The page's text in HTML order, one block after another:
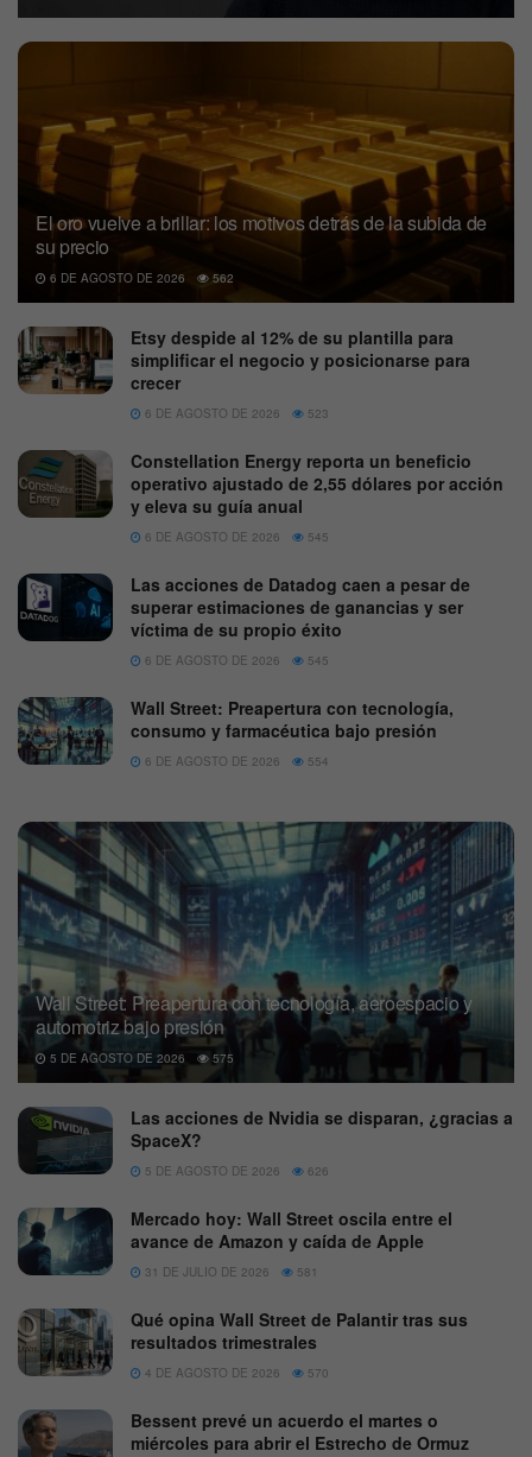
El oro vuelve a brillar: los motivos detrás de la subida de
su precio
6 DE AGOSTO DE 2026 562
Etsy despide al 12% de su plantilla para
simplificar el negocio y posicionarse para
crecer
6 DE AGOSTO DE 2026 523
Constellation Energy reporta un beneficio
operativo ajustado de 2,55 dólares por acción
y eleva su guía anual
6 DE AGOSTO DE 2026 545
Las acciones de Datadog caen a pesar de
superar estimaciones de ganancias y ser
víctima de su propio éxito
6 DE AGOSTO DE 2026 545
Wall Street: Preapertura con tecnología,
consumo y farmacéutica bajo presión
6 DE AGOSTO DE 2026 554
Wall Street: Preapertura con tecnología, aeroespacio y
automotriz bajo presión
5 DE AGOSTO DE 2026 575
Las acciones de Nvidia se disparan, ¿gracias a
SpaceX?
5 DE AGOSTO DE 2026 626
Mercado hoy: Wall Street oscila entre el
avance de Amazon y caída de Apple
31 DE JULIO DE 2026 581
Qué opina Wall Street de Palantir tras sus
resultados trimestrales
4 DE AGOSTO DE 2026 570
Bessent prevé un acuerdo el martes o
miércoles para abrir el Estrecho de Ormuz